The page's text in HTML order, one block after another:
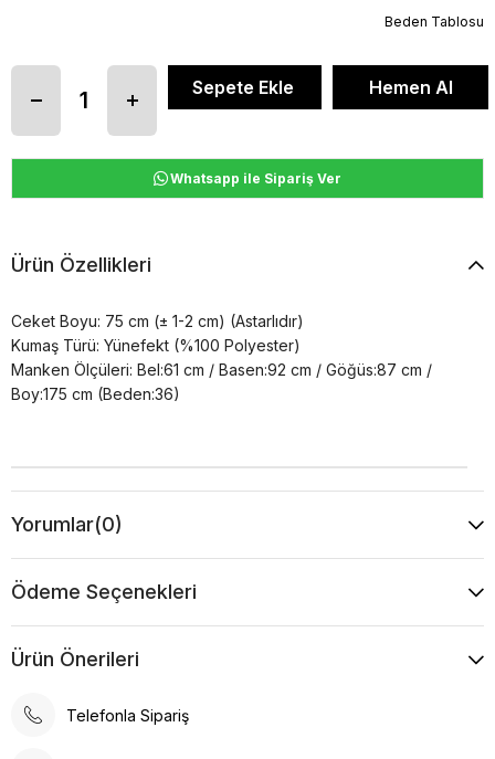
Beden Tablosu
Whatsapp ile Sipariş Ver
Ürün Özellikleri
Ceket Boyu: 75 cm (± 1-2 cm) (Astarlıdır)
Kumaş Türü: Yünefekt (%100 Polyester)
Manken Ölçüleri: Bel:61 cm / Basen:92 cm / Göğüs:87 cm /
Boy:175 cm (Beden:36)
Yorumlar(0)
Ödeme Seçenekleri
Ürün Önerileri
Telefonla Sipariş